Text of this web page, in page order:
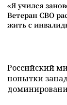
«Я учился
Ветеран СВО
жить с
Российский
попытки